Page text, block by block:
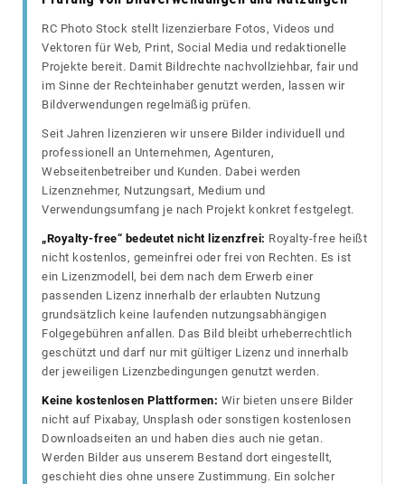
RC Photo Stock stellt lizenzierbare Fotos, Videos und
Vektoren für Web, Print, Social Media und redaktionelle
Projekte bereit. Damit Bildrechte nachvollziehbar, fair und
im Sinne der Rechteinhaber genutzt werden, lassen wir
Bildverwendungen regelmäßig prüfen.
Seit Jahren lizenzieren wir unsere Bilder individuell und
professionell an Unternehmen, Agenturen,
Webseitenbetreiber und Kunden. Dabei werden
Lizenznehmer, Nutzungsart, Medium und
Verwendungsumfang je nach Projekt konkret festgelegt.
„Royalty-free“ bedeutet nicht lizenzfrei: Royalty-free heißt
nicht kostenlos, gemeinfrei oder frei von Rechten. Es ist
ein Lizenzmodell, bei dem nach dem Erwerb einer
passenden Lizenz innerhalb der erlaubten Nutzung
grundsätzlich keine laufenden nutzungsabhängigen
Folgegebühren anfallen. Das Bild bleibt urheberrechtlich
geschützt und darf nur mit gültiger Lizenz und innerhalb
der jeweiligen Lizenzbedingungen genutzt werden.
Keine kostenlosen Plattformen: Wir bieten unsere Bilder
nicht auf Pixabay, Unsplash oder sonstigen kostenlosen
Downloadseiten an und haben dies auch nie getan.
Werden Bilder aus unserem Bestand dort eingestellt,
geschieht dies ohne unsere Zustimmung. Ein solcher